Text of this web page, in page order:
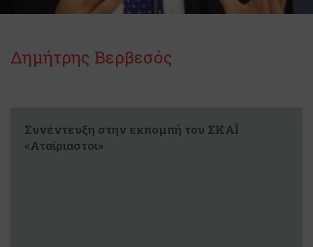
Δημήτρης Βερβεσός
Συνέντευξη στην εκπομπή του ΣΚΑΪ
«Αταίριαστοι»